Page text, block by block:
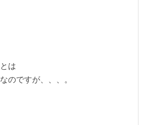
は
のですが、、、。